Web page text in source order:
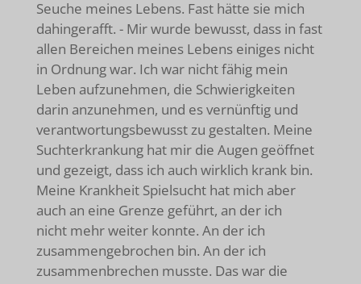
Seuche meines Lebens. Fast hätte sie mich
dahingerafft. - Mir wurde bewusst, dass in fast
allen Bereichen meines Lebens einiges nicht
in Ordnung war. Ich war nicht fähig mein
Leben aufzunehmen, die Schwierigkeiten
darin anzunehmen, und es vernünftig und
verantwortungsbewusst zu gestalten. Meine
Suchterkrankung hat mir die Augen geöffnet
und gezeigt, dass ich auch wirklich krank bin.
Meine Krankheit Spielsucht hat mich aber
auch an eine Grenze geführt, an der ich
nicht mehr weiter konnte. An der ich
zusammengebrochen bin. An der ich
zusammenbrechen musste. Das war die